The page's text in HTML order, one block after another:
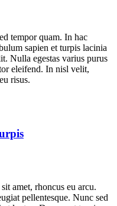
tempor quam. In hac
sapien et turpis lacinia
Nulla egestas varius purus
eleifend. In nisl velit,
risus.
amet, rhoncus eu arcu.
pellentesque. Nunc sed